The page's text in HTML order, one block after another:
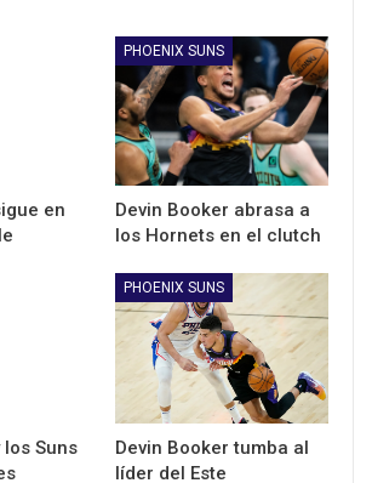
en
PHOENIX SUNS
Devin Booker abrasa a
los Hornets en el clutch
los Suns
PHOENIX SUNS
Devin Booker tumba al
líder del Este